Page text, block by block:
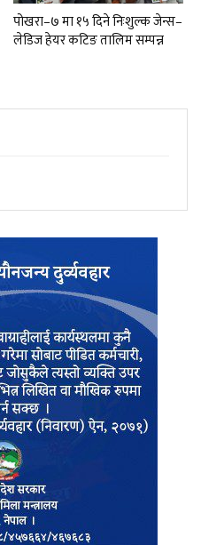
पोखरा–७ मा १५ दिने निःशुल्क जेन्स–
लेडिज हेयर कटिङ तालिम सम्पन्न